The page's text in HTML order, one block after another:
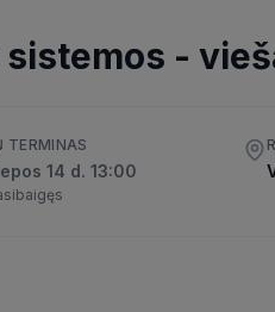
-
TERMINAS
14 d. 13:00